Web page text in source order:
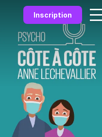
Inscription